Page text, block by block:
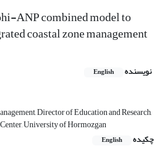
ANP combined model to
coastal zone management
نویسنده English
Director of Education and Research,
University of Hormozgan
چکیده
English